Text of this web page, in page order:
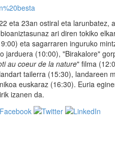
eta 23an ostiral eta larunbatez,
ari diren tokiko
eta sagarraren inguruko
jarduera (10:00), "Birakalore"
au coeur de la nature" filma
tailerra (15:30), landareen
euskaraz (16:30). Euria
izanen da.